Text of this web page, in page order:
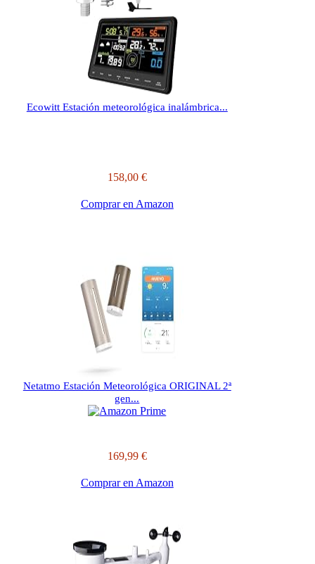
Ecowitt Estación meteorológica inalámbrica...
158,00 €
Comprar en Amazon
Netatmo Estación Meteorológica ORIGINAL 2ª
gen...
169,99 €
Comprar en Amazon